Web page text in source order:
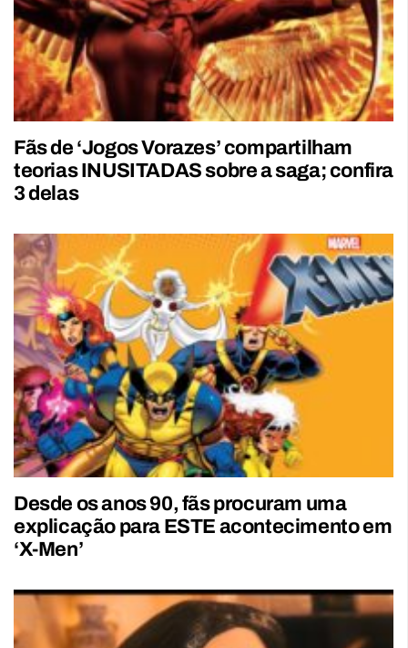
Fãs de ‘Jogos Vorazes’ compartilham
teorias INUSITADAS sobre a saga; confira
3 delas
Desde os anos 90, fãs procuram uma
explicação para ESTE acontecimento em
‘X-Men’